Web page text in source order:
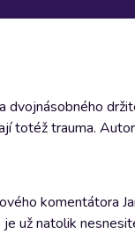
totéž trauma.
komentátora
už natolik